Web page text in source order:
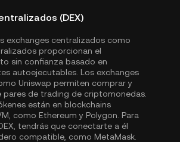
(DEX)
exchanges centralizados como
proporcionan el
sin confianza basado en
autoejecutables. Los exchanges
Uniswap permiten comprar y
pares de trading de criptomonedas.
están en blockchains
como Ethereum y Polygon . Para
tendrás que conectarte a él
compatible, como MetaMask.